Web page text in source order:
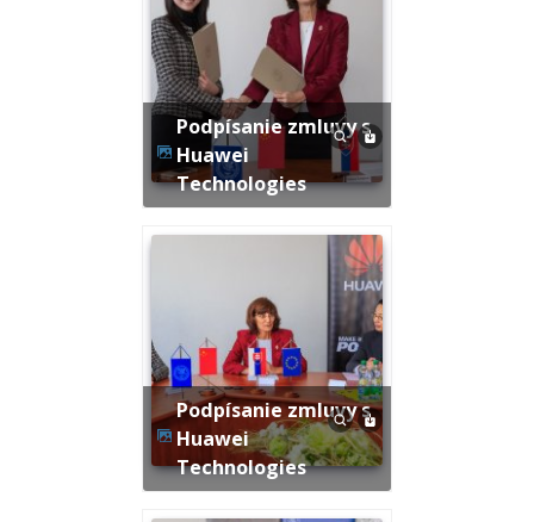
Podpísanie zmluvy s
Huawei
Technologies
Podpísanie zmluvy s
Huawei
Technologies